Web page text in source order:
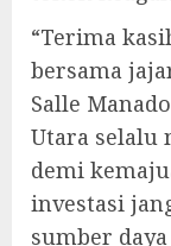
“Terima
bersama
Salle
Utara selalu
demi
investasi
sumber